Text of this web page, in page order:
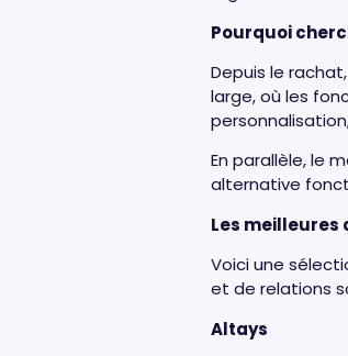
Pourquoi
Depuis le
large, où les
En parallèle, le
alternative
Les
Voici une
et de relations
Altays